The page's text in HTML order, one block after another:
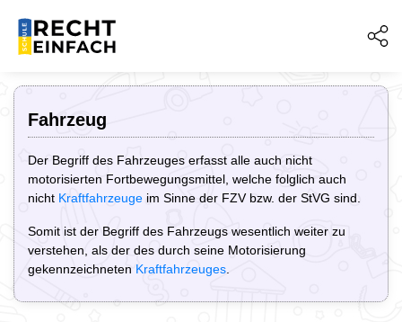
Fahrzeug
Der Begriff des Fahrzeuges erfasst alle auch nicht
motorisierten Fortbewegungsmittel, welche folglich auch
nicht Kraftfahrzeuge im Sinne der FZV bzw. der StVG sind.
Somit ist der Begriff des Fahrzeugs wesentlich weiter zu
verstehen, als der des durch seine Motorisierung
gekennzeichneten Kraftfahrzeuges